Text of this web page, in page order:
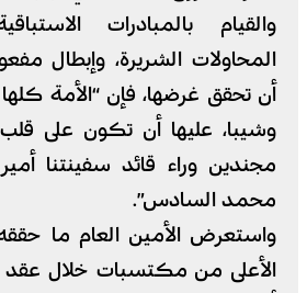
والقيام بالمبادرات
المحاولات الشريرة، وإبطال
أن تحقق غرضها، فإن “الأمة كلها
وشيبا، عليها أن تكون على
مجندين وراء قائد سفينتنا
محمد السادس”.
واستعرض الأمين العام ما
الأعلى من مكتسبات خلال عقد